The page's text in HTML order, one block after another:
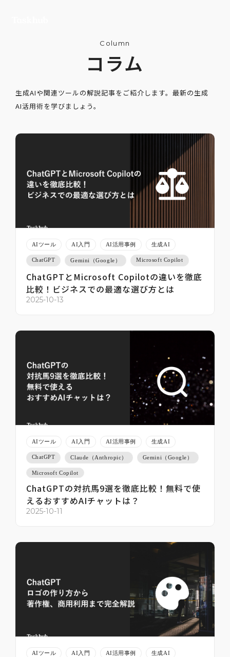
Column
コラム
生成AIや関連ツールの解説記事をご紹介します。最新の生成
AI活用術を学びましょう。
AIツール AI入門 AI活用事例 生成AI
ChatGPT Gemini（Google） Microsoft Copilot
ChatGPTとMicrosoft Copilotの違いを徹底
比較！ビジネスでの最適な選び方とは
2025-10-13
AIツール AI入門 AI活用事例 生成AI
ChatGPT Claude（Anthropic） Gemini（Google）
Microsoft Copilot
ChatGPTの対抗馬9選を徹底比較！無料で使
えるおすすめAIチャットは？
2025-10-11
AIツール AI入門 AI活用事例 生成AI